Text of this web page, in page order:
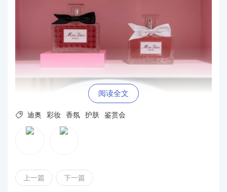
置身于迪奥旷野男士香氛展区，幽蓝辽阔的气息迎面
而来，从破晓时分到暗夜篝火，广袤旷野的变幻时分尽数
野之粹香精，融汇法国薰衣草香的曼妙、越南乌木香调的
阅读全文
 迪奥 彩妆 香氛 护肤 鉴赏会
上一篇 下一篇